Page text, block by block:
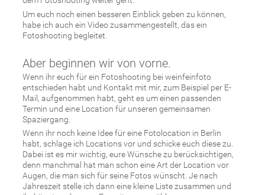
Wenn ihr noch keine Idee für eine Fotolocation in Berlin
habt, schlage ich Locations vor und schicke euch diese zu.
Dabei ist es mir wichtig, eure Wünsche zu berücksichtigen,
denn manchmal hat man schon eine Art der Location vor
Augen, die man sich für seine Fotos wünscht. Je nach
Dann telefonieren wir und besprechen alle Details. Wir
gehen euer Outfit durch, das ihr zum Fotoshooting
anziehen könnt und machen eine Uhrzeit fest. Auch wenn
ich am liebsten im Abendlicht fotografiere, wie bei diesem
Fotoshooting, richte ich mich zeitlich nach euch.